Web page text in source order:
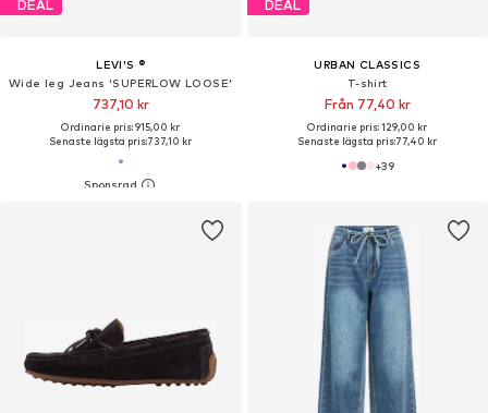
DEAL
LEVI'S ®
Wide leg Jeans 'SUPERLOW LOOSE'
737,10 kr
Ordinarie pris: 915,00 kr
Senaste lägsta pris:737,10 kr
DEAL
URBAN CLASSICS
T-shirt
Från 77,40 kr
Ordinarie pris: 129,00 kr
Senaste lägsta pris:77,40 kr
+39